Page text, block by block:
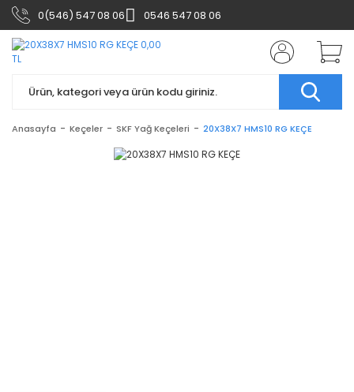
0(546) 547 08 06 0546 547 08 06
Anasayfa Keçeler SKF Yağ Keçeleri 20X38X7 HMS10 RG KEÇE